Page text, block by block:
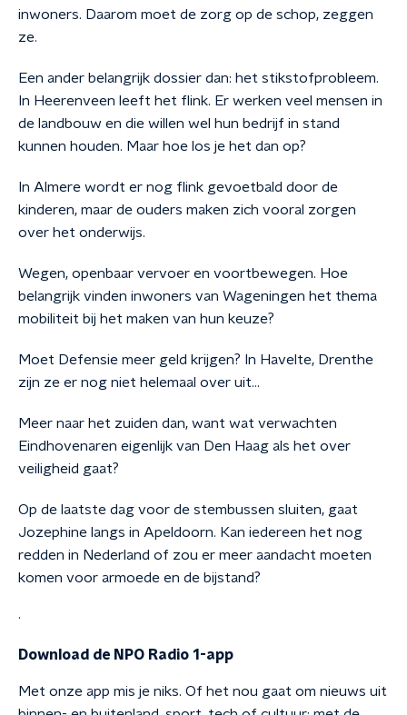
inwoners. Daarom moet de zorg op de schop, zeggen
ze.
Een ander belangrijk dossier dan: het stikstofprobleem.
In Heerenveen leeft het flink. Er werken veel mensen in
de landbouw en die willen wel hun bedrijf in stand
kunnen houden. Maar hoe los je het dan op?
In Almere wordt er nog flink gevoetbald door de
kinderen, maar de ouders maken zich vooral zorgen
over het onderwijs.
Wegen, openbaar vervoer en voortbewegen. Hoe
belangrijk vinden inwoners van Wageningen het thema
mobiliteit bij het maken van hun keuze?
Moet Defensie meer geld krijgen? In Havelte, Drenthe
zijn ze er nog niet helemaal over uit...
Meer naar het zuiden dan, want wat verwachten
Eindhovenaren eigenlijk van Den Haag als het over
veiligheid gaat?
Op de laatste dag voor de stembussen sluiten, gaat
Jozephine langs in Apeldoorn. Kan iedereen het nog
redden in Nederland of zou er meer aandacht moeten
komen voor armoede en de bijstand?
.
Download de NPO Radio 1-app
Met onze app mis je niks. Of het nou gaat om nieuws uit